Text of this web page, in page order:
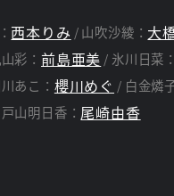
西本りみ 山吹沙綾： 大
彩：前島亜美 氷川日菜
あこ： 櫻川めぐ 白金燐
戸山明日香： 尾崎由香